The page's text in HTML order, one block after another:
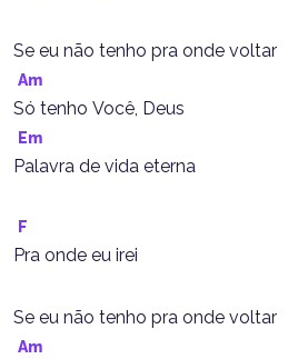
Se eu não tenho pra onde voltar
Am
Só tenho Você, Deus
Em
Palavra de vida eterna
F
Pra onde eu irei
Se eu não tenho pra onde voltar
Am